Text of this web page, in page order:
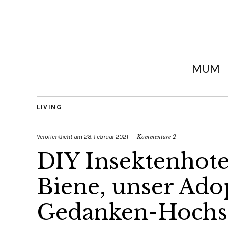
MUM
LIVING
Veröffentlicht am 28. Februar 2021 Kommentare 2
DIY
Biene, unser
Gedanken-